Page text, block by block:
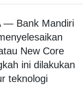
— Bank Mandiri
New Core
ini dilakukan
teknologi